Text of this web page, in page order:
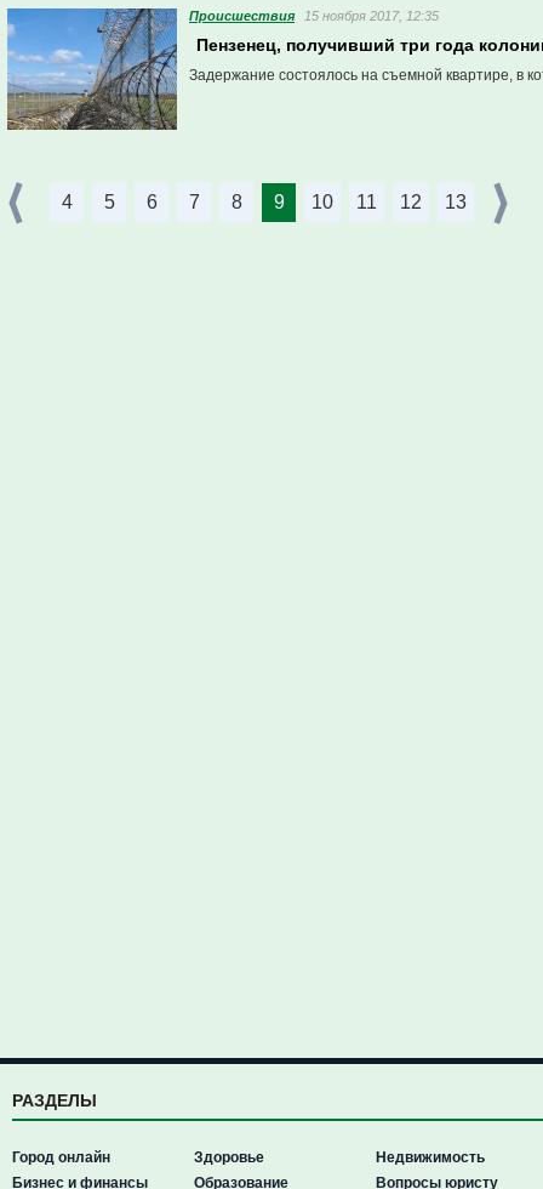
Проиcшествия 15 ноября 2017, 12:35
Пензенец, получивший три года
Задержание состоялось на съемной квартире, в
4 5 6 7 8 9 10 11 12 13
РАЗДЕЛЫ
Город онлайн
Бизнес и финансы
Здоровье
Образование
Недвижимость
Вопросы юристу